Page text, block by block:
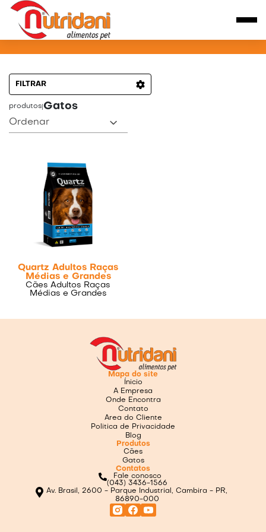
PRODUTOS PARA GATOS
FILTRAR
produtos Gatos
Ordenar
Quartz Adultos Raças
Médias e Grandes
Cães Adultos Raças
Médias e Grandes
Mapa do site
Ínicio
A Empresa
Onde Encontra
Contato
Area do Cliente
Politica de Privacidade
Blog
Produtos
Cães
Gatos
Contatos
Fale conosco
(043) 3436-1566
Av. Brasil, 2600 - Parque Industrial, Cambira - PR,
86890-000